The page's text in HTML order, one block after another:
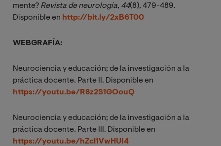
mente? Revista de neurología, 44(8), 479-489.
Disponible en http://bit.ly/2xB6T00
WEBGRAFÍA:
Neurociencia y educación; de la investigación a la
práctica docente. Parte II. Disponible en
https://youtu.be/R8z2S1GOouQ
Neurociencia y educación; de la investigación a la
práctica docente. Parte III. Disponible en
https://youtu.be/hZcl1VwHUI4